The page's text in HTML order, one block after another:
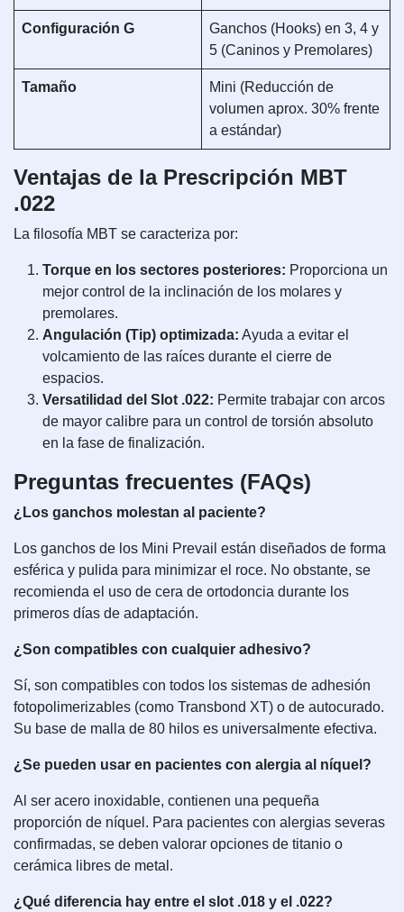
Configuración G
Ganchos (Hooks) en 3, 4 y
5 (Caninos y Premolares)
Tamaño
Mini (Reducción de
volumen aprox. 30% frente
a estándar)
Ventajas de la Prescripción MBT
.022
La filosofía MBT se caracteriza por:
Torque en los sectores posteriores: Proporciona un
mejor control de la inclinación de los molares y
premolares.
Angulación (Tip) optimizada: Ayuda a evitar el
volcamiento de las raíces durante el cierre de
espacios.
Versatilidad del Slot .022: Permite trabajar con arcos
de mayor calibre para un control de torsión absoluto
en la fase de finalización.
Preguntas frecuentes (FAQs)
¿Los ganchos molestan al paciente?
Los ganchos de los Mini Prevail están diseñados de forma
esférica y pulida para minimizar el roce. No obstante, se
recomienda el uso de cera de ortodoncia durante los
primeros días de adaptación.
¿Son compatibles con cualquier adhesivo?
Sí, son compatibles con todos los sistemas de adhesión
fotopolimerizables (como Transbond XT) o de autocurado.
Su base de malla de 80 hilos es universalmente efectiva.
¿Se pueden usar en pacientes con alergia al níquel?
Al ser acero inoxidable, contienen una pequeña
proporción de níquel. Para pacientes con alergias severas
confirmadas, se deben valorar opciones de titanio o
cerámica libres de metal.
¿Qué diferencia hay entre el slot .018 y el .022?